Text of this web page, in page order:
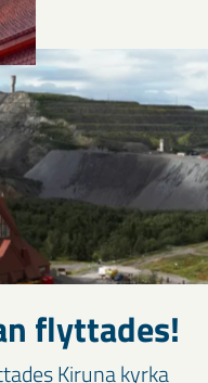
flyttades!
Kiruna kyrka